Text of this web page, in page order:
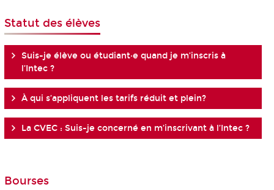
Statut des élèves
Suis-je élève ou étudiant·e quand je m’inscris à
l’Intec ?
À qui s’appliquent les tarifs réduit et plein?
La CVEC : Suis-je concerné en m’inscrivant à l’Intec ?
Bourses